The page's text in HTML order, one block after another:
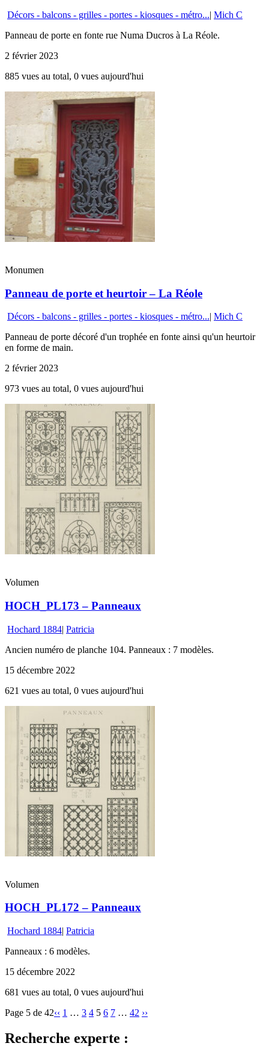
Décors - balcons - grilles - portes - kiosques - métro...| Mich C
Panneau de porte en fonte rue Numa Ducros à La Réole.
2 février 2023
885 vues au total, 0 vues aujourd'hui
Monumen
Panneau de porte et heurtoir – La Réole
Décors - balcons - grilles - portes - kiosques - métro...| Mich C
Panneau de porte décoré d'un trophée en fonte ainsi qu'un heurtoir
en forme de main.
2 février 2023
973 vues au total, 0 vues aujourd'hui
Volumen
HOCH_PL173 – Panneaux
Hochard 1884| Patricia
Ancien numéro de planche 104. Panneaux : 7 modèles.
15 décembre 2022
621 vues au total, 0 vues aujourd'hui
Volumen
HOCH_PL172 – Panneaux
Hochard 1884| Patricia
Panneaux : 6 modèles.
15 décembre 2022
681 vues au total, 0 vues aujourd'hui
Page 5 de 42‹‹ 1 … 3 4 5 6 7 … 42 ››
Recherche experte :